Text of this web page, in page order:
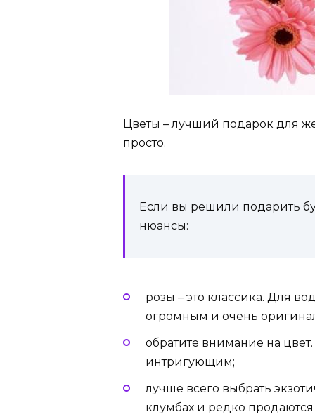
Цветы – лучший подарок для
просто.
Если вы решили подарить
нюансы:
розы – это классика. Для
огромным и очень
обратите внимание на
интригующим;
лучше всего выбрать
клумбах и редко